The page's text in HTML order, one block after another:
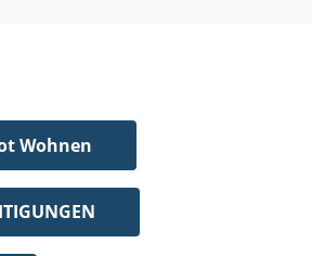
Wohnen